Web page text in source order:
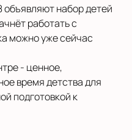
объявляют набор детей
работать с
можно уже сейчас
- ценное,
время детства для
подготовкой к